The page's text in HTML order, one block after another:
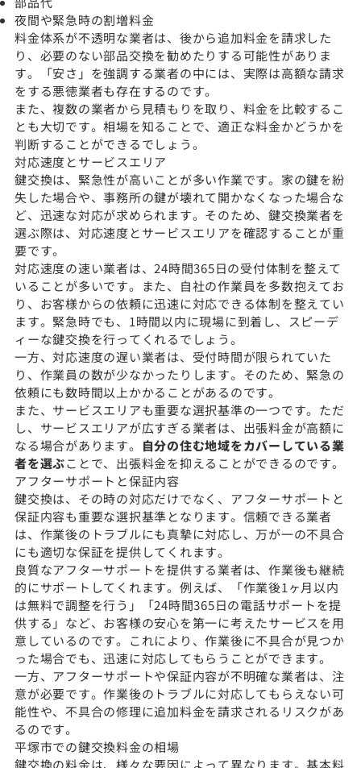
夜間や緊急時の割増料金
料金体系が不透明な業者は、後から追加料金を請求した
り、必要のない部品交換を勧めたりする可能性がありま
す。「安さ」を強調する業者の中には、実際は高額な請求
をする悪徳業者も存在するのです。
また、複数の業者から見積もりを取り、料金を比較するこ
とも大切です。相場を知ることで、適正な料金かどうかを
判断することができるでしょう。
対応速度とサービスエリア
鍵交換は、緊急性が高いことが多い作業です。家の鍵を紛
失した場合や、事務所の鍵が壊れて開かなくなった場合な
ど、迅速な対応が求められます。そのため、鍵交換業者を
選ぶ際は、対応速度とサービスエリアを確認することが重
要です。
対応速度の速い業者は、24時間365日の受付体制を整えて
いることが多いです。また、自社の作業員を多数抱えてお
り、お客様からの依頼に迅速に対応できる体制を整えてい
ます。緊急時でも、1時間以内に現場に到着し、スピーデ
ィーな鍵交換を行ってくれるでしょう。
一方、対応速度の遅い業者は、受付時間が限られていた
り、作業員の数が少なかったりします。そのため、緊急の
依頼にも数時間以上かかることがあるのです。
また、サービスエリアも重要な選択基準の一つです。ただ
し、サービスエリアが広すぎる業者は、出張料金が高額に
なる場合があります。 自分の住む地域をカバーしている業
者を選ぶことで、出張料金を抑えることができるのです。
アフターサポートと保証内容
鍵交換は、その時の対応だけでなく、アフターサポートと
保証内容も重要な選択基準となります。信頼できる業者
は、作業後のトラブルにも真摯に対応し、万が一の不具合
にも適切な保証を提供してくれます。
良質なアフターサポートを提供する業者は、作業後も継続
的にサポートしてくれます。例えば、「作業後1ヶ月以内
は無料で調整を行う」「24時間365日の電話サポートを提
供する」など、お客様の安心を第一に考えたサービスを用
意しているのです。これにより、作業後に不具合が見つか
った場合でも、迅速に対応してもらうことができます。
一方、アフターサポートや保証内容が不明確な業者は、注
意が必要です。作業後のトラブルに対応してもらえない可
能性や、不具合の修理に追加料金を請求されるリスクがあ
るのです。
平塚市での鍵交換料金の相場
鍵交換の料金は、様々な要因によって異なります。基本料